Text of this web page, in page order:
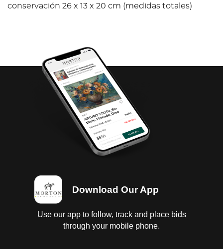
conservación 26 x 13 x 20 cm (medidas totales)
Download Our App
Use our app to follow, track and place bids
through your mobile phone.